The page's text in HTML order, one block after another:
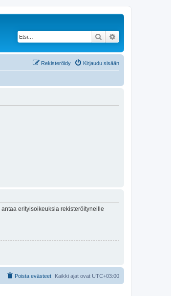
Etsi
Kirjaudu sisään
Rekisteröidy
erityisoikeuksia rekisteröityneille
Kaikki ajat ovat UTC+03:00
Poista evästeet